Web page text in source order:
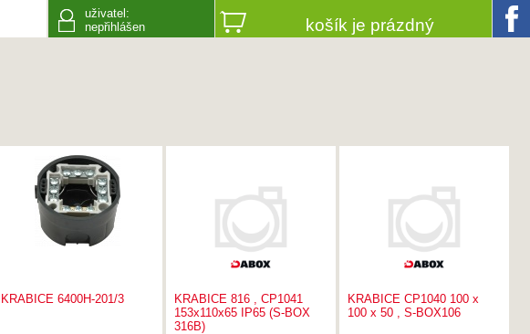
KRABICE 6400H-201/3
KRABICE 816 , CP1041
153x110x65 IP65 (S-BOX
316B)
KRABICE CP1040 100 x
100 x 50 , S-BOX106
uživatel:
nepřihlášen
košík je prázdný